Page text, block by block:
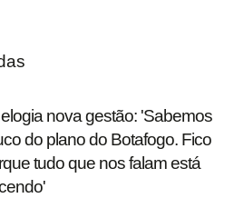
nova gestão: 'Sabemos
do plano do Botafogo. Fico
tudo que nos falam está